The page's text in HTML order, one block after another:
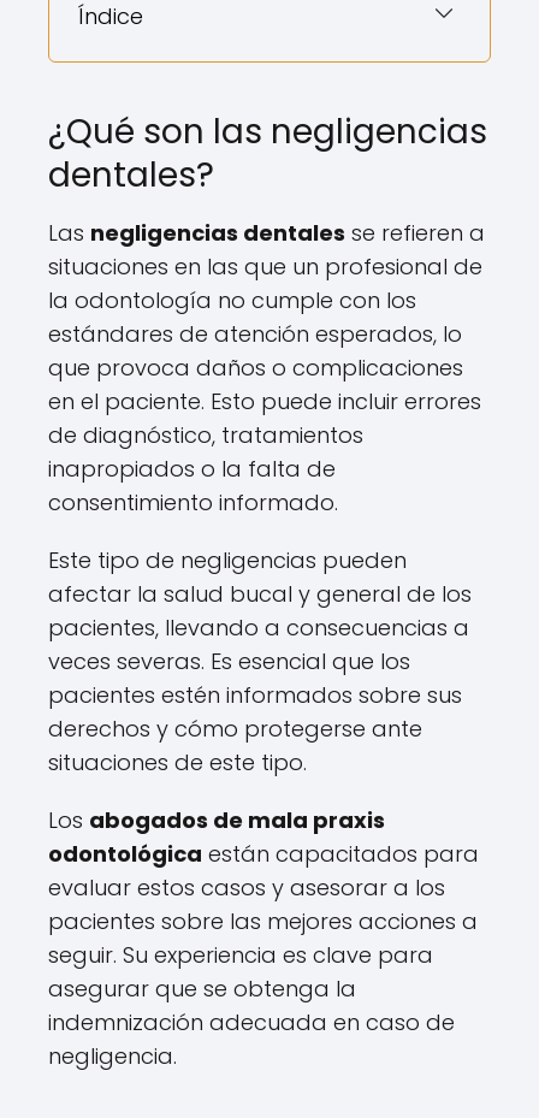
Índice
¿Qué son las negligencias
dentales?
Las negligencias dentales se refieren a
situaciones en las que un profesional de
la odontología no cumple con los
estándares de atención esperados, lo
que provoca daños o complicaciones
en el paciente. Esto puede incluir errores
de diagnóstico, tratamientos
inapropiados o la falta de
consentimiento informado.
Este tipo de negligencias pueden
afectar la salud bucal y general de los
pacientes, llevando a consecuencias a
veces severas. Es esencial que los
pacientes estén informados sobre sus
derechos y cómo protegerse ante
situaciones de este tipo.
Los abogados de mala praxis
odontológica están capacitados para
evaluar estos casos y asesorar a los
pacientes sobre las mejores acciones a
seguir. Su experiencia es clave para
asegurar que se obtenga la
indemnización adecuada en caso de
negligencia.